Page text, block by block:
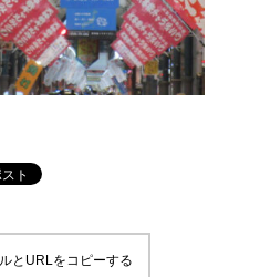
とURLをコピーする